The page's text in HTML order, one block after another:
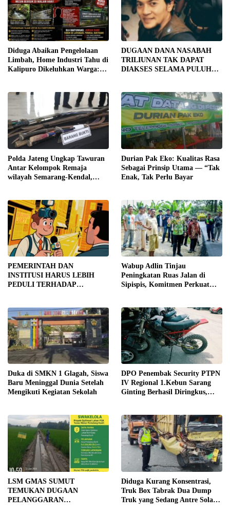
Diduga Abaikan Pengelolaan
Limbah, Home Industri Tahu di
Kalipuro Dikeluhkan Warga:
DUGAAN DANA NASABAH
TRILIUNAN TAK DAPAT
DIAKSES SELAMA PULUHAN
TRANSPARANSI DAN
PEMERIKSAAN
MENYELURUH
Polda Jateng Ungkap Tawuran
Antar Kelompok Remaja
wilayah Semarang-Kendal,
Durian Pak Eko: Kualitas Rasa
Sebagai Prinsip Utama — “Tak
Enak, Tak Perlu Bayar
PEMERINTAH DAN
INSTITUSI HARUS LEBIH
PEDULI TERHADAP
Wabup Adlin Tinjau
Peningkatan Ruas Jalan di
Sipispis, Komitmen Perkuat
Duka di SMKN 1 Glagah, Siswa
Baru Meninggal Dunia Setelah
Mengikuti Kegiatan Sekolah
DPO Penembak Security PTPN
IV Regional 1.Kebun Sarang
Ginting Berhasil Diringkus,
LSM GMAS SUMUT
TEMUKAN DUGAAN
PELANGGARAN
Diduga Kurang Konsentrasi,
Truk Box Tabrak Dua Dump
Truk yang Sedang Antre Solar